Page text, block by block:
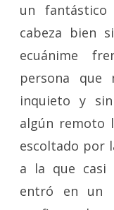
un fantástico
cabeza bien
ecuánime
persona que
inquieto y
algún remoto
escoltado por
a la que casi
entró en un